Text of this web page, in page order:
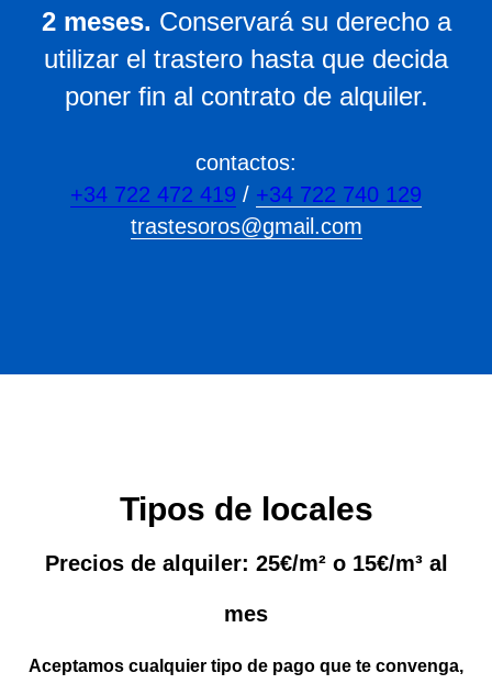
2 meses. Conservará su derecho a
utilizar el trastero hasta que decida
poner fin al contrato de alquiler.
contactos:
+34 722 472 419 / +34 722 740 129
trastesoros@gmail.com
Tipos de locales
Precios de alquiler: 25€/m² o 15€/m³ al
mes
Aceptamos cualquier tipo de pago que te convenga,